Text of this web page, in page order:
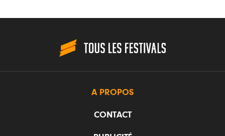
A PROPOS
CONTACT